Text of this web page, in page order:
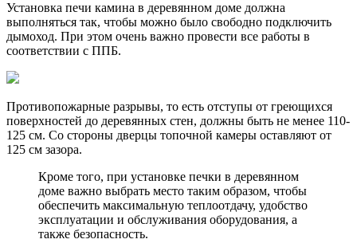
Установка печи камина в деревянном доме должна
выполняться так, чтобы можно было свободно подключить
дымоход. При этом очень важно провести все работы в
соответствии с ППБ.
Противопожарные разрывы, то есть отступы от греющихся
поверхностей до деревянных стен, должны быть не менее 110-
125 см. Со стороны дверцы топочной камеры оставляют от
125 см зазора.
Кроме того, при установке печки в деревянном
доме важно выбрать место таким образом, чтобы
обеспечить максимальную теплоотдачу, удобство
эксплуатации и обслуживания оборудования, а
также безопасность.